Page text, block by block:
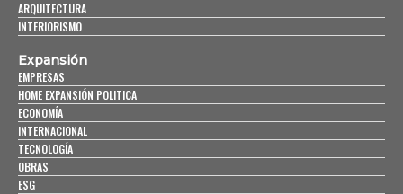
ARQUITECTURA
INTERIORISMO
Expansión
EMPRESAS
HOME EXPANSIÓN POLITICA
ECONOMÍA
INTERNACIONAL
TECNOLOGÍA
OBRAS
ESG